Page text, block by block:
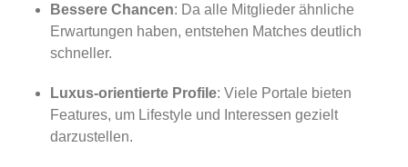
Bessere Chancen: Da alle Mitglieder ähnliche
Erwartungen haben, entstehen Matches deutlich
schneller.
Luxus-orientierte Profile: Viele Portale bieten
Features, um Lifestyle und Interessen gezielt
darzustellen.